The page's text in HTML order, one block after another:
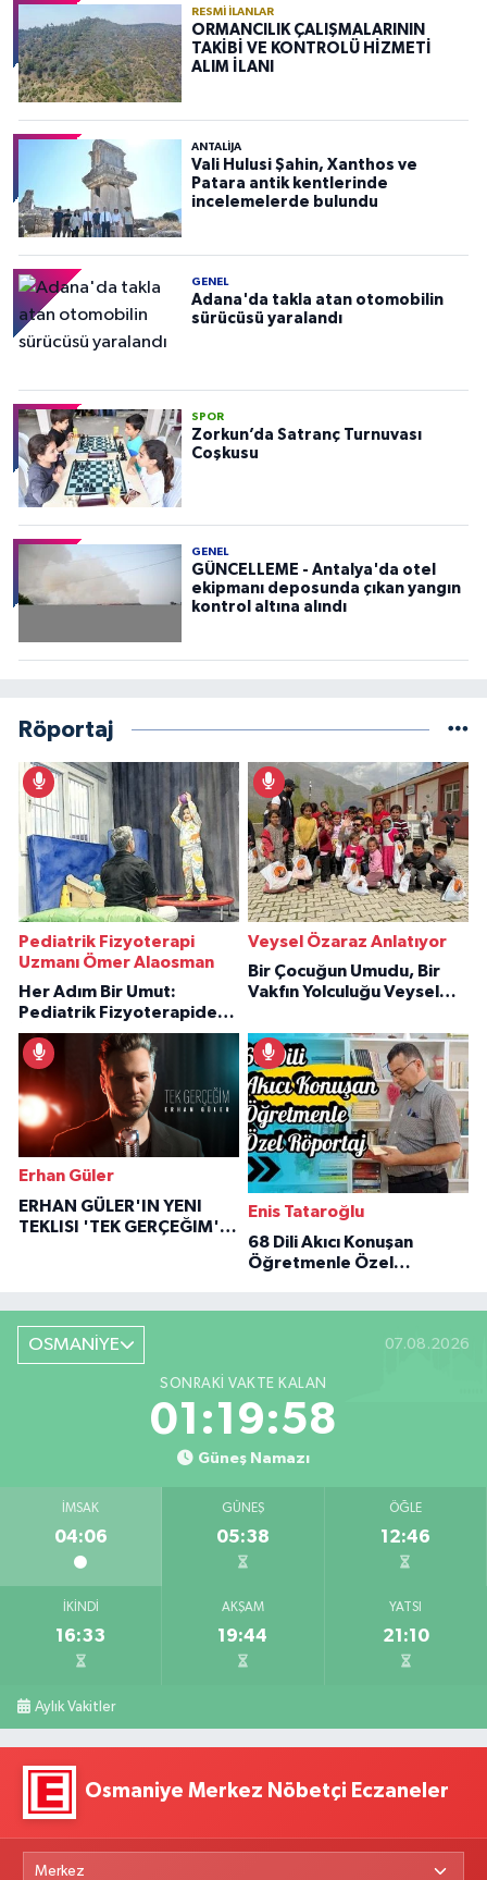
RESMI İLANLAR
ORMANCILIK ÇALIŞMALARININ
TAKİBİ VE KONTROLÜ HİZMETİ
ALIM İLANI
ANTALIJA
Vali Hulusi Şahin, Xanthos ve
Patara antik kentlerinde
incelemelerde bulundu
GENEL
Adana'da takla atan otomobilin
sürücüsü yaralandı
SPOR
Zorkun’da Satranç Turnuvası
Coşkusu
GENEL
GÜNCELLEME - Antalya'da otel
ekipmanı deposunda çıkan yangın
kontrol altına alındı
Röportaj
Pediatrik Fizyoterapi
Uzmanı Ömer Alaosman
Her Adım Bir Umut:
Pediatrik Fizyoterapiden
İlham Veren Hikâyeler
Veysel Özaraz Anlatıyor
Bir Çocuğun Umudu, Bir
Vakfın Yolculuğu Veysel
Erhan Güler
ERHAN GÜLER'IN YENI
TEKLISI 'TEK GERÇEĞIM'LE
Enis Tataroğlu
68 Dili Akıcı Konuşan
Öğretmenle Özel
OSMANİYE 07.08.2026
SONRAKI VAKTE KALAN
01:19:57
Güneş Namazı
İMSAK
04:06
GÜNEŞ
05:38
ÖĞLE
12:46
İKINDI
16:33
AKŞAM
19:44
YATSI
21:10
Aylık Vakitler
Osmaniye Merkez Nöbetçi Eczaneler